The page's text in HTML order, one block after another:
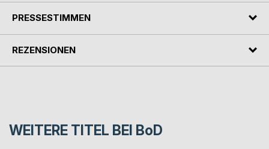
PRESSESTIMMEN
REZENSIONEN
WEITERE TITEL BEI BoD